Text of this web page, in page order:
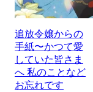
追放令嬢からの
手紙〜かつて愛
していた皆さま
へ 私のことなど
お忘れです